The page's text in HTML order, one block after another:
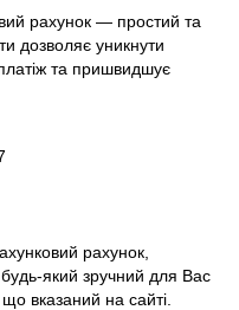
рахунок — простий та
дозволяє уникнути
та пришвидшує
рахунок,
який зручний для Вас
вказаний на сайті.